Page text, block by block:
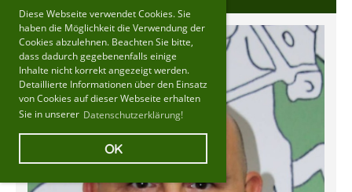
Diese Webseite verwendet Cookies. Sie
haben die Möglichkeit die Verwendung der
Cookies abzulehnen. Beachten Sie bitte,
dass dadurch gegebenenfalls einige
Inhalte nicht korrekt angezeigt werden.
Detaillierte Informationen über den Einsatz
von Cookies auf dieser Webseite erhalten
Sie in unserer Datenschutzerklärung!
OK